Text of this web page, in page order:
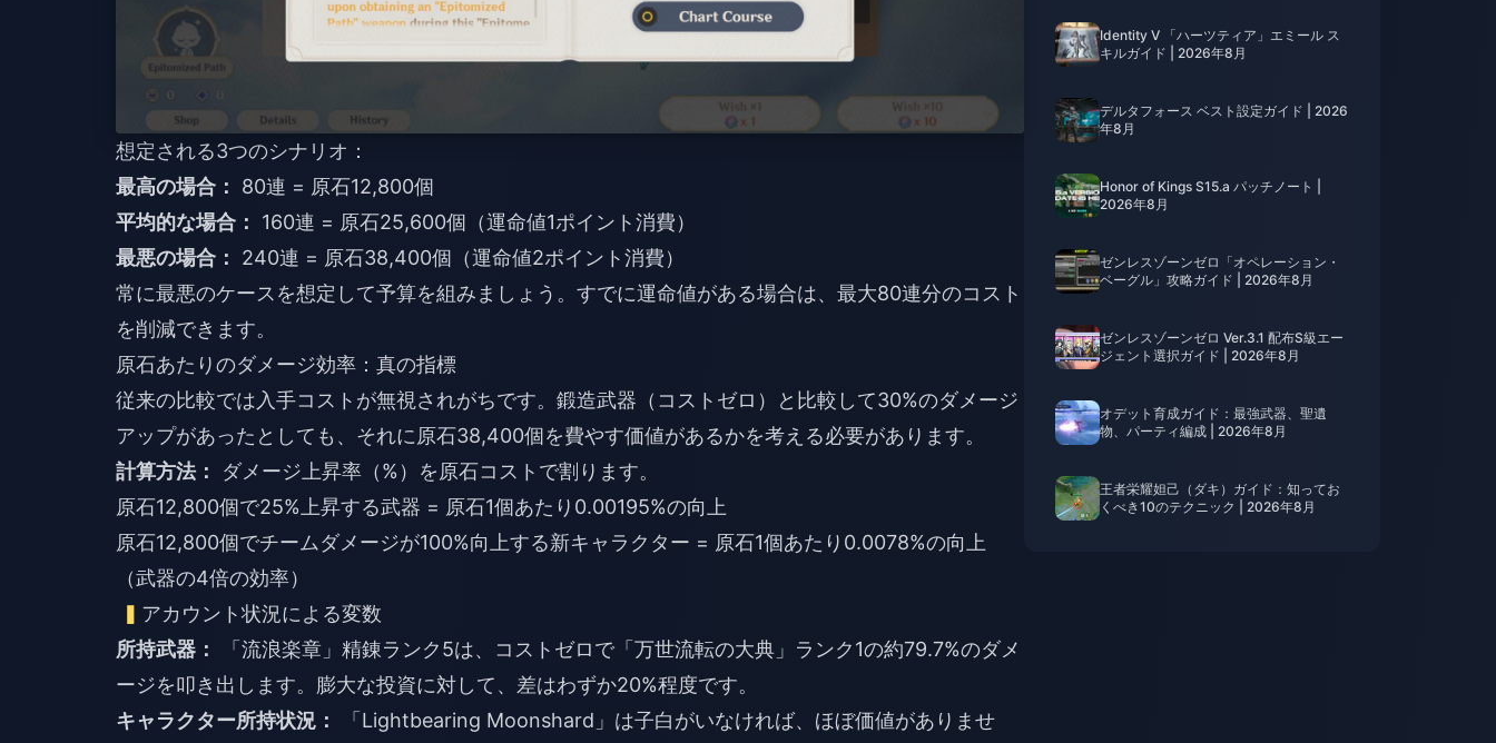
想定される3つのシナリオ：
最高の場合：
80連 = 原石12,800個
平均的な場合：
160連 = 原石25,600個（運命値1ポイント消費）
最悪の場合：
240連 = 原石38,400個（運命値2ポイント消費）
常に最悪のケースを想定して予算を組みましょう。すでに運命値がある場合は、最大80連分のコスト
を削減できます。
原石あたりのダメージ効率：真の指標
従来の比較では入手コストが無視されがちです。鍛造武器（コストゼロ）と比較して30%のダメージ
アップがあったとしても、それに原石38,400個を費やす価値があるかを考える必要があります。
計算方法：
ダメージ上昇率（%）を原石コストで割ります。
原石12,800個で25%上昇する武器 = 原石1個あたり0.00195%の向上
原石12,800個でチームダメージが100%向上する新キャラクター = 原石1個あたり0.0078%の向上
（武器の4倍の効率）
アカウント状況による変数
所持武器：
「流浪楽章」精錬ランク5は、コストゼロで「万世流転の大典」ランク1の約79.7%のダメ
ージを叩き出します。膨大な投資に対して、差はわずか20%程度です。
キャラクター所持状況：
「Lightbearing Moonshard」は子白がいなければ、ほぼ価値がありませ
Identity V 「ハーツティア」エミール ス
キルガイド | 2026年8月
デルタフォース ベスト設定ガイド | 2026
年8月
Honor of Kings S15.a パッチノート |
2026年8月
ゼンレスゾーンゼロ「オペレーション・
ベーグル」攻略ガイド | 2026年8月
ゼンレスゾーンゼロ Ver.3.1 配布S級エー
ジェント選択ガイド | 2026年8月
オデット育成ガイド：最強武器、聖遺
物、パーティ編成 | 2026年8月
王者栄耀妲己（ダキ）ガイド：知ってお
くべき10のテクニック | 2026年8月